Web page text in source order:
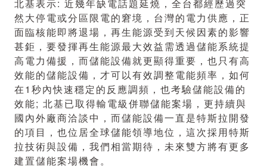
北基表示: 近幾年缺電話題延燒，全台都經歷過突
然大停電或分區限電的窘境，台灣的電力供應，正
面臨核能即將退場，再生能源受到天候因素的影響
甚鉅，要發揮再生能源最大效益需透過儲能系統提
高電力備援，而儲能設備就更顯得重要，也只有高
效能的儲能設備，才可以有效調整電能頻率，如何
在1秒內快速穩定的反應調頻，也考驗儲能設備的
效能; 北基已取得輸電級併聯儲能案場，更持續與
國內外廠商洽談中，而儲能設備一直是特斯拉開發
的項目，也位居全球儲能領導地位，這次採用特斯
拉技術與設備，我們相當期待，未來雙方將有更多
建置儲能案場機會。